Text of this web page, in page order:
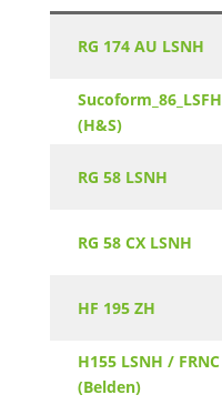
RG 174 AU LSNH
Sucoform_86_LSFH
(H&S)
RG 58 LSNH
RG 58 CX LSNH
HF 195 ZH
H155 LSNH / FRNC
(Belden)